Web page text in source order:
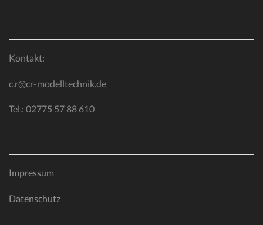
Kontakt:
c.r@cr-modelltechnik.de
Tel.: 02775 57 88 610
Impressum
Datenschutz